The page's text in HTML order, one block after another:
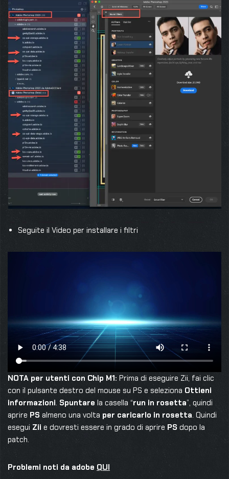
Seguite il Video per installare i filtri
NOTA per utenti con Chip M1: Prima di eseguire Zii, fai clic
con il pulsante destro del mouse su PS e seleziona Ottieni
informazioni. Spuntare la casella “run in rosetta”, quindi
aprire PS almeno una volta per caricarlo in rosetta. Quindi
esegui Zii e dovresti essere in grado di aprire PS dopo la
patch.
Problemi noti da adobe QUI